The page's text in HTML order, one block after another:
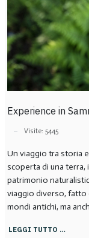
Experience in
Visite: 5445
Un viaggio tra storia
scoperta di una terra,
patrimonio
viaggio diverso, fatto
mondi antichi, ma
LEGGI TUTTO …